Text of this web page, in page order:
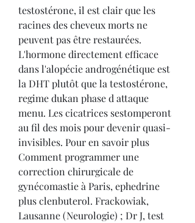
testostérone, il est clair que les
racines des cheveux morts ne
peuvent pas être restaurées.
L'hormone directement efficace
dans l'alopécie androgénétique est
la DHT plutôt que la testostérone,
regime dukan phase d attaque
menu. Les cicatrices sestomperont
au fil des mois pour devenir quasi-
invisibles. Pour en savoir plus
Comment programmer une
correction chirurgicale de
gynécomastie à Paris, ephedrine
plus clenbuterol. Frackowiak,
Lausanne (Neurologie) ; Dr J, test